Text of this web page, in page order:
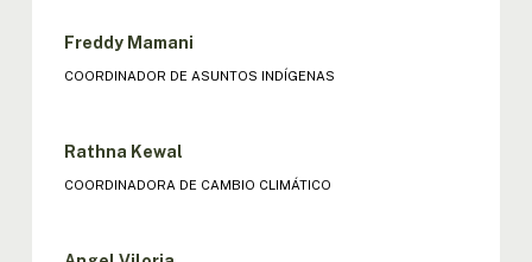
Freddy Mamani
COORDINADOR DE ASUNTOS INDÍGENAS
Rathna Kewal
COORDINADORA DE CAMBIO CLIMÁTICO